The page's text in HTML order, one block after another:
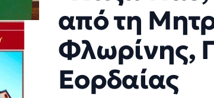
από τη
Φλωρίνης,
Εορδαίας